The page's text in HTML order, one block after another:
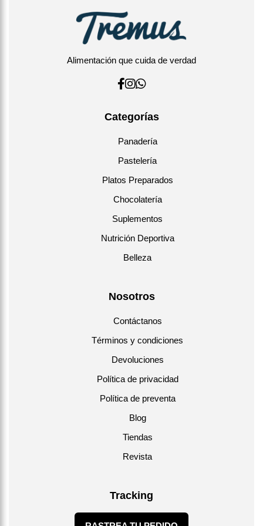
Comparte un plato saludable y delicioso con los que más
quieres, sin comprometer el sabor ni la calidad.
Alimentación que cuida de verdad
Categorías
Panadería
Pastelería
Platos Preparados
Chocolatería
Suplementos
Nutrición Deportiva
Belleza
Nosotros
Contáctanos
Términos y condiciones
Devoluciones
Política de privacidad
Política de preventa
Blog
Tiendas
Revista
Tracking